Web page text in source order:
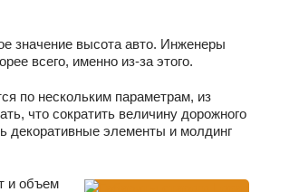
значение высота авто. Инженеры
всего, именно из-за этого.
по нескольким параметрам, из
что сократить величину дорожного
декоративные элементы и молдинг
и объем